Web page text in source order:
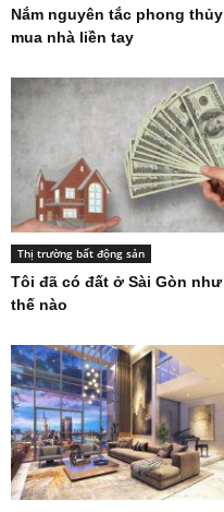
Nắm nguyên tắc phong thủy
mua nhà liền tay
Thị trường bất động sản
Tôi đã có đất ở Sài Gòn như
thế nào